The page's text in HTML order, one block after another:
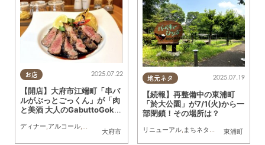
お店
大府市
2025.07.22
【開店】大府市江端町「串バ
ルがぶっとごっくん」が「肉
と美酒 大人のGabuttoGokk
アル
ディナー,アルコール,リニューアル カップル ,友人 KURUTOHP
地元ネタ
東浦町
2025.07.19
【続報】再整備中の東浦町
「於大公園」が7/1(火)から一
部閉鎖！その場所は？
リニューアル, まちネタ ,親子,家族